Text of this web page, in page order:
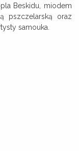
Beskidu, miodem
pszczelarską oraz
samouka.